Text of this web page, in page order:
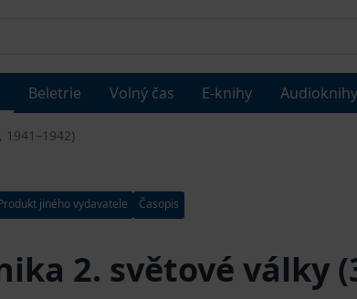
Beletrie Volný čas E-knihy Audioknihy
1941–1942)
jiného vydavatele Časopis
2. světové války